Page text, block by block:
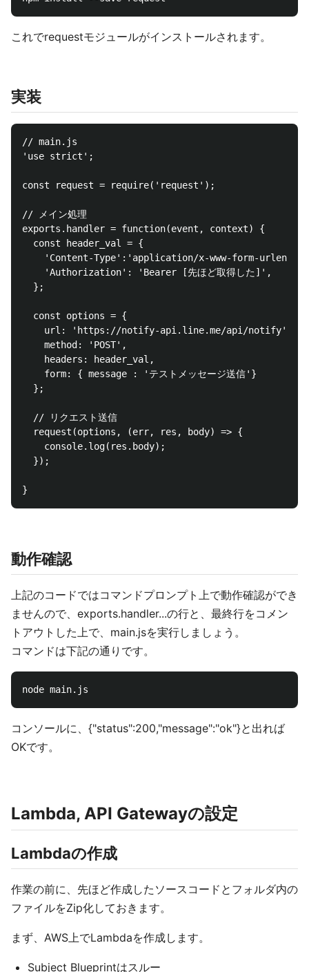
これでrequestモジュールがインストールされます。
実装
// main.js
'use strict';
const request = require('request');
// メイン処理
exports.handler = function(event, context) {
  const header_val = {
'Content-Type':'application/x-www-form-
    'Authorization': 'Bearer [先ほど取得した]',
  };
  const options = {
    url: 'https://notify-api.line.me/api/notify',
    method: 'POST',
    headers: header_val,
    form: { message : 'テストメッセージ送信'}
  };
  // リクエスト送信
  request(options, (err, res, body) => {
    console.log(res.body);
  });
動作確認
上記のコードではコマンドプロンプト上で動作確認ができ
ませんので、exports.handler...の行と、最終行をコメン
トアウトした上で、main.jsを実行しましょう。
コマンドは下記の通りです。
コンソールに、{"status":200,"message":"ok"}と出れば
OKです。
Lambda, API Gatewayの設定
Lambdaの作成
作業の前に、先ほど作成したソースコードとフォルダ内の
ファイルをZip化しておきます。
まず、AWS上でLambdaを作成します。
Subject Blueprintはスルー